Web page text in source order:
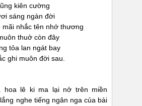
kiên cường
sáng ngàn đời
mãi nhắc tên nhớ thương
thuở còn đây
tỏa lan ngát bay
ghi muôn đời sau.
hoa lê ki ma lại nở trên miền
nghe tiếng ngân nga của bài